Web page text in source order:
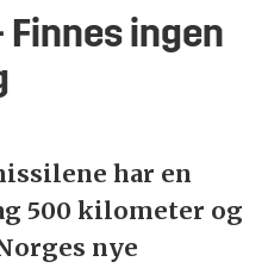
ingen
har en
500 kilometer og
nye